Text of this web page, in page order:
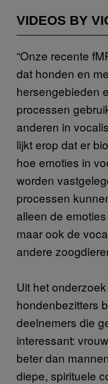
VIDEOS BY
“Onze recente
dat honden en
hersengebieden
processen
anderen in
lijkt erop dat er
hoe emoties in
worden
processen
alleen de
maar ook de
andere
Uit het
hondenbezitters
deelnemers die
interessant:
beter dan
diepe, spirituele